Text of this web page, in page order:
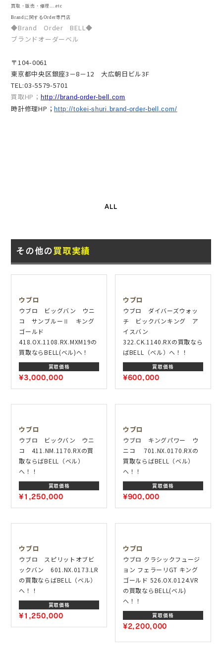
買取・販売・修理….etc
Brandに関するOrder専門店
◆Brand Order BELL◆
ブランドオーダーベル
〒104-0061
東京都中央区銀座3－8－12 大広朝日ビル3F
TEL:03-5579-5701
買取HP； http://brand-order-bell.com
時計修理HP； http://tokei-shuri.brand-order-bell.com/
ALL
その他の買取実績
ウブロ
ウブロ ビッグバン ウニ
コ サンブルーⅡ キング
ゴールド
418.OX.1108.RX.MXM19の
買取ならBELL(ベル)へ！
買取価格
¥3,000,000
ウブロ
ウブロ ダイバーズウォッ
チ ビックバンキング ア
イスバン
322.CK.1140.RXの買取なら
ばBELL（ベル）へ！！
買取価格
¥600,000
ウブロ
ウブロ ビックバン ウニ
コ 411.NM.1170.RXの買
取ならばBELL（ベル）
へ！！
買取価格
¥1,250,000
ウブロ
ウブロ キングパワー ウ
ニコ 701.NX.0170.RXの
買取ならばBELL（ベル）
へ！！
買取価格
¥900,000
ウブロ
ウブロ スピリットオブビ
ックバン 601.NX.0173.LR
の買取ならばBELL（ベル）
へ！！
買取価格
¥1,250,000
ウブロ
ウブロ クラシックフュージ
ョン フェラーリGT キング
ゴールド 526.OX.0124.VR
の買取ならBELL(ベル)
へ！！
買取価格
¥2,200,000